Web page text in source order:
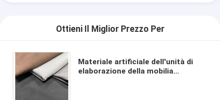
Ottieni Il Miglior Prezzo Per
Materiale artificiale dell'unità di
elaborazione della mobilia